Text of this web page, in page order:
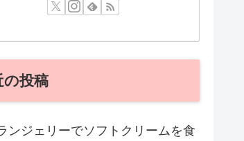
の投稿
ンジェリーでソフトクリームを食